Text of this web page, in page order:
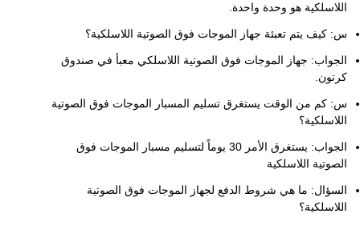
اللاسلكية هو وحدة واحدة.
س: كيف يتم تعبئة جهاز الموجات فوق الصوتية اللاسلكية؟
الجواب: جهاز الموجات فوق الصوتية اللاسلكي معبأ في صندوق
كرتون.
س: كم من الوقت يستغرق تسليم المسبار الموجات فوق الصوتية
اللاسلكية؟
الجواب: يستغرق الأمر 30 يوماً لتسليم مسبار الموجات فوق
الصوتية اللاسلكية
السؤال: ما هي شروط الدفع لجهاز الموجات فوق الصوتية
اللاسلكية؟